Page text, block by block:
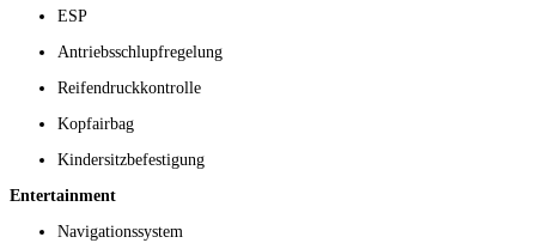
ESP
Antriebsschlupfregelung
Reifendruckkontrolle
Kopfairbag
Kindersitzbefestigung
Entertainment
Navigationssystem